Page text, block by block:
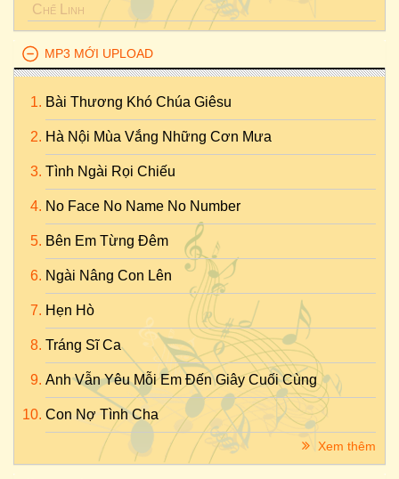
Chế Linh
MP3 MỚI UPLOAD
Bài Thương Khó Chúa Giêsu
Hà Nội Mùa Vắng Những Cơn Mưa
Tình Ngài Rọi Chiếu
No Face No Name No Number
Bên Em Từng Đêm
Ngài Nâng Con Lên
Hẹn Hò
Tráng Sĩ Ca
Anh Vẫn Yêu Mỗi Em Đến Giây Cuối Cùng
Con Nợ Tình Cha
Xem thêm